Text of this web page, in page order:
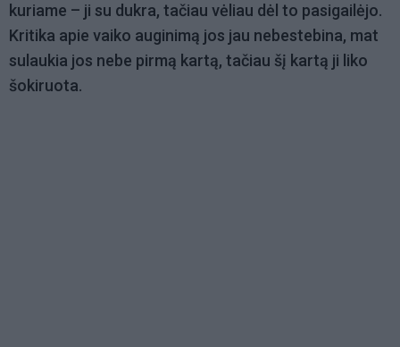
kuriame – ji su dukra, tačiau vėliau dėl to pasigailėjo.
Kritika apie vaiko auginimą jos jau nebestebina, mat
sulaukia jos nebe pirmą kartą, tačiau šį kartą ji liko
šokiruota.